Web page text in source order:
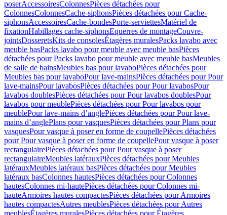
poserAccessoiresColonnesPièces détachées pour
ColonnesColonnesCache-siphonsPièces détachées pour Cache-
siphonsAccessoiresCache-bondesPorte-serviettesMatériel de
fixationHabillages cache-siphonsEquerres de montageCouvre-
jointsDosseretsKits de consolesÉtagères muralesPacks lavabo avec
meuble basPacks lavabo pour meuble avec meuble basPièces
détachées pour Packs lavabo pour meuble avec meuble basMeubles
de salle de bainsMeubles bas pour lavaboPièces détachées pour
Meubles bas pour lavaboPour lave-mainsPièces détachées pour Pour
lave-mainsPour lavabosPièces détachées pour Pour lavabosPour
lavabos doublesPièces détachées pour Pour lavabos doublesPour
lavabos pour meublePièces détachées pour Pour lavabos pour
meublePour lave-mains d’anglePièces détachées pour Pour lave-
mains d’anglePlans pour vasquesPièces détachées pour Plans pour
vasquesPour vasque à poser en forme de coupellePièces détachées
pour Pour vasque à poser en forme de coupellePour vasque à poser
rectangulairePièces détachées pour Pour vasque à poser
rectangulaireMeubles latérauxPièces détachées pour Meubles
latérauxMeubles latéraux basPièces détachées pour Meubles
latéraux basColonnes hautesPièces détachées pour Colonnes
hautesColonnes mi-hautePièces détachées pour Colonnes mi-
hauteArmoires hautes compactesPièces détachées pour Armoires
hautes compactesAutres meublesPièces détachées pour Autres
meublesÉtagères muralesPièces détachées pour Étagères